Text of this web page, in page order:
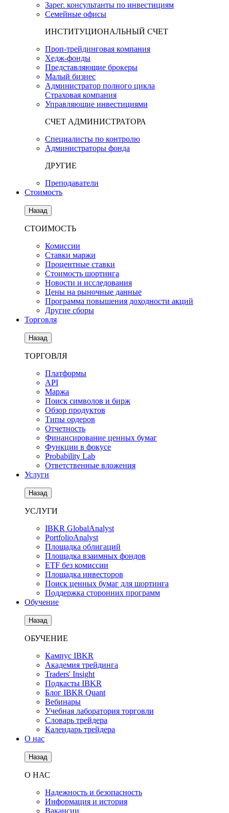
Зарег. консультанты по инвестициям
Семейные офисы
ИНСТИТУЦИОНАЛЬНЫЙ СЧЕТ
Проп-трейдинговая компания
Хедж-фонды
Представляющие брокеры
Малый бизнес
Администратор полного цикла
Страховая компания
Управляющие инвестициями
СЧЕТ АДМИНИСТРАТОРА
Специалисты по контролю
Администраторы фонда
ДРУГИЕ
Преподаватели
Стоимость
Назад
СТОИМОСТЬ
Комиссии
Ставки маржи
Процентные ставки
Стоимость шортинга
Новости и исследования
Цены на рыночные данные
Программа повышения доходности акций
Другие сборы
Торговля
Назад
ТОРГОВЛЯ
Платформы
API
Маржа
Поиск символов и бирж
Обзор продуктов
Типы ордеров
Отчетность
Финансирование ценных бумаг
Функции в фокусе
Probability Lab
Ответственные вложения
Услуги
Назад
УСЛУГИ
IBKR GlobalAnalyst
PortfolioAnalyst
Площадка облигаций
Площадка взаимных фондов
ETF без комиссии
Площадка инвесторов
Поиск ценных бумаг для шортинга
Поддержка сторонних программ
Обучение
Назад
ОБУЧЕНИЕ
Кампус IBKR
Академия трейдинга
Traders' Insight
Подкасты IBKR
Блог IBKR Quant
Вебинары
Учебная лаборатория торговли
Словарь трейдера
Календарь трейдера
О нас
Назад
О НАС
Надежность и безопасность
Информация и история
Вакансии